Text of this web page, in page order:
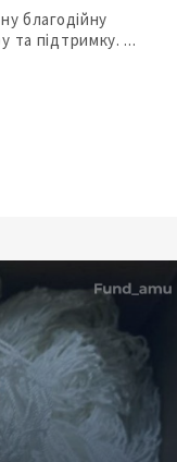
благодійну
та підтримку. ...